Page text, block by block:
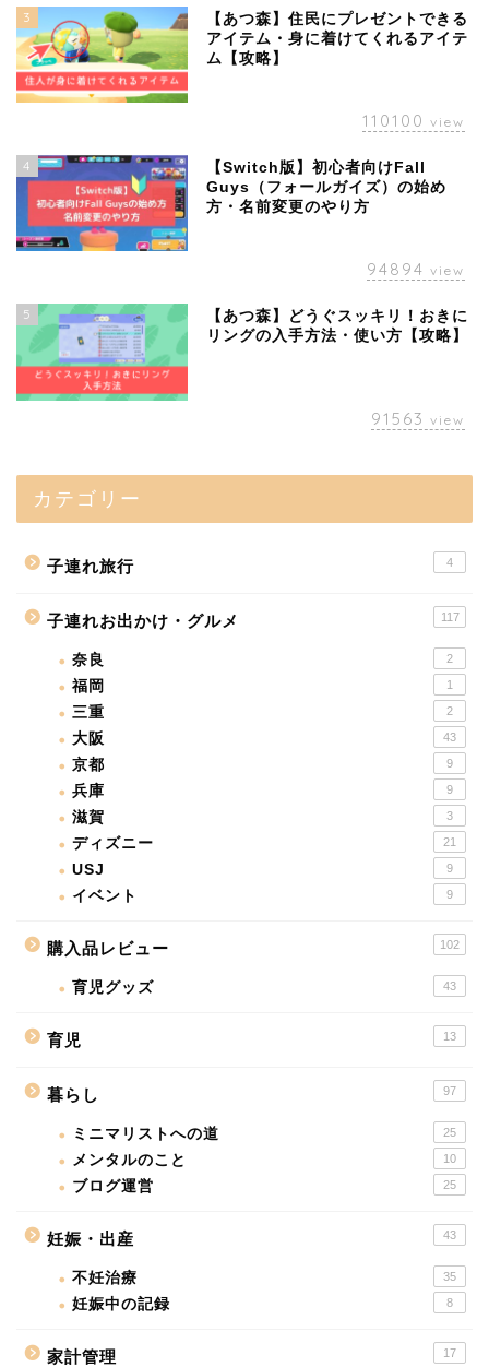
3
【あつ森】住民にプレゼントできる
アイテム・身に着けてくれるアイテ
ム【攻略】
110100 view
4
【Switch版】初心者向けFall
Guys（フォールガイズ）の始め
方・名前変更のやり方
94894 view
5
【あつ森】どうぐスッキリ！おきに
リングの入手方法・使い方【攻略】
91563 view
カテゴリー
子連れ旅行 4
子連れお出かけ・グルメ 117
奈良 2
福岡 1
三重 2
大阪 43
京都 9
兵庫 9
滋賀 3
ディズニー 21
USJ 9
イベント 9
購入品レビュー 102
育児グッズ 43
育児 13
暮らし 97
ミニマリストへの道 25
メンタルのこと 10
ブログ運営 25
妊娠・出産 43
不妊治療 35
妊娠中の記録 8
家計管理 17